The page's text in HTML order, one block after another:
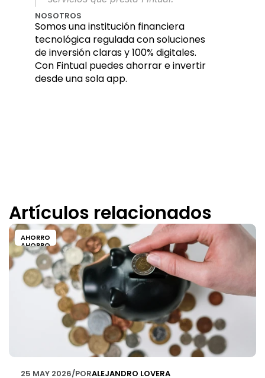
NOSOTROS
Somos una institución financiera
tecnológica regulada con soluciones
de inversión claras y 100% digitales.
Con Fintual puedes ahorrar e invertir
desde una sola app.
Artículos relacionados
AHORRO
AHORRO
25 MAY 2026/PORALEJANDRO LOVERA